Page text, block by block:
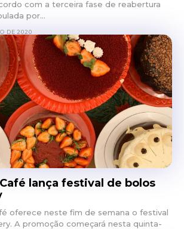
com a terceira fase de reabertura
por...
DE 2020
lança festival de bolos
oferece neste fim de semana o festival
A promoção começará nesta quinta-